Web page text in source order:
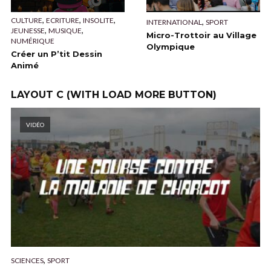
CULTURE, ECRITURE, INSOLITE,
JEUNESSE, MUSIQUE,
NUMÉRIQUE
Créer un P’tit Dessin
Animé
INTERNATIONAL , SPORT
Micro-Trottoir au Village
Olympique
LAYOUT C (WITH LOAD MORE BUTTON)
VIDÉO
SCIENCES, SPORT